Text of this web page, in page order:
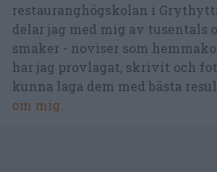
restauranghögskolan i
delar jag med mig av tusentals
smaker - noviser som
har jag provlagat, skrivit och
kunna laga dem med bästa
om mig